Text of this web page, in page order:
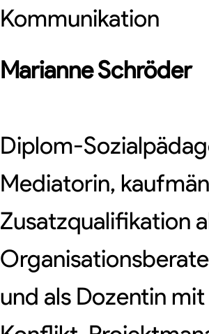
Kommunikation
MarianneSchröder
Diplom-
Mediatorin,
Zusatzqualifikation
und als Dozentin